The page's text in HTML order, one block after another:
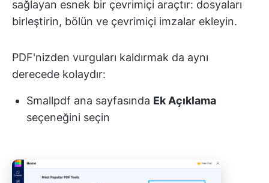
sağlayan esnek bir çevrimiçi araçtır: dosyaları
birleştirin, bölün ve çevrimiçi imzalar ekleyin.
PDF'nizden vurguları kaldırmak da aynı
derecede kolaydır:
Smallpdf ana sayfasında Ek Açıklama
seçeneğini seçin